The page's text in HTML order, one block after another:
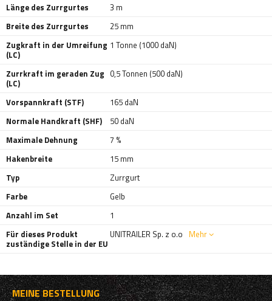
Länge des Zurrgurtes
3 m
Breite des Zurrgurtes
25 mm
Zugkraft in der Umreifung
(LC)
1 Tonne (1000 daN)
Zurrkraft im geraden Zug
(LC)
0,5 Tonnen (500 daN)
Vorspannkraft (STF)
165 daN
Normale Handkraft (SHF)
50 daN
Maximale Dehnung
7 %
Hakenbreite
15 mm
Typ
Zurrgurt
Farbe
Gelb
Anzahl im Set
1
Für dieses Produkt
zuständige Stelle in der EU
UNITRAILER Sp. z o.o Mehr
MEINE BESTELLUNG